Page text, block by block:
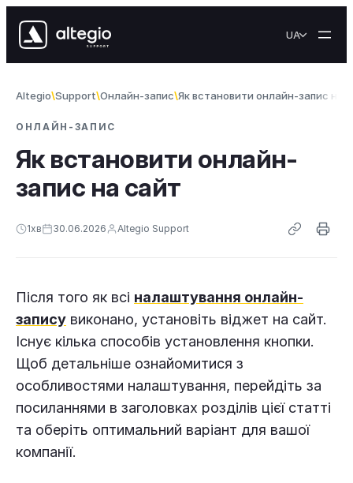
UA
Altegio Support Онлайн-запис Як встановити онлайн-запис на
ОНЛАЙН-ЗАПИС
Як встановити онлайн-
запис на сайт
1хв 30.06.2026 Altegio Support
Після того як всі налаштування онлайн-
запису виконано, установіть віджет на сайт.
Існує кілька способів установлення кнопки.
Щоб детальніше ознайомитися з
особливостями налаштування, перейдіть за
посиланнями в заголовках розділів цієї статті
та оберіть оптимальний варіант для вашої
компанії.